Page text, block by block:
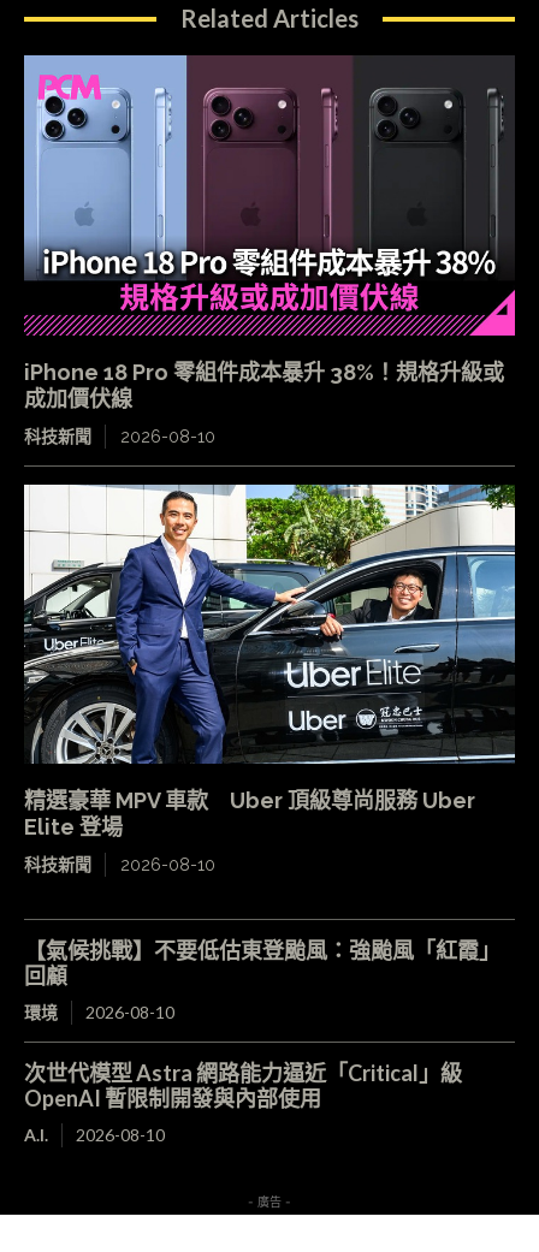
Related Articles
iPhone 18 Pro 零組件成本暴升 38%！規格升級或
成加價伏線
科技新聞 2026-08-10
精選豪華 MPV 車款 Uber 頂級尊尚服務 Uber
Elite 登場
科技新聞 2026-08-10
【氣候挑戰】不要低估東登颱風：強颱風「紅霞」
回顧
環境 2026-08-10
次世代模型 Astra 網路能力逼近「Critical」級
OpenAI 暫限制開發與內部使用
A.I. 2026-08-10
- 廣告 -